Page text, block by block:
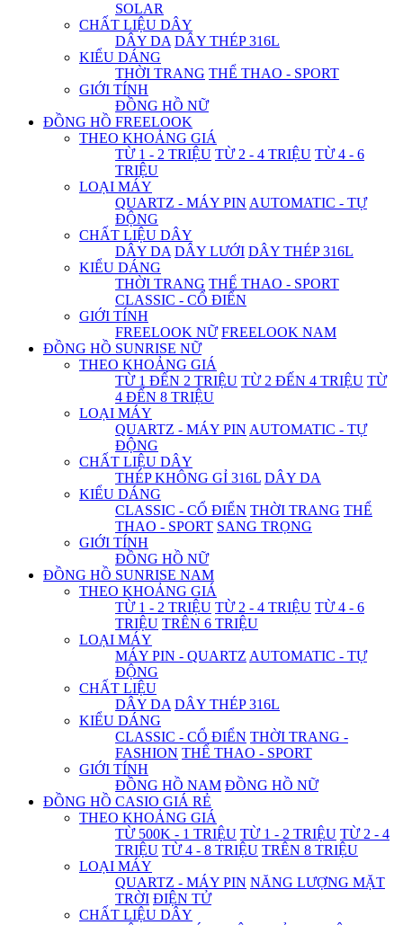
SOLAR
CHẤT LIỆU DÂY
DÂY DA DÂY THÉP 316L
KIỂU DÁNG
THỜI TRANG THỂ THAO - SPORT
GIỚI TÍNH
ĐỒNG HỒ NỮ
ĐỒNG HỒ FREELOOK
THEO KHOẢNG GIÁ
TỪ 1 - 2 TRIỆU TỪ 2 - 4 TRIỆU TỪ 4 - 6
TRIỆU
LOẠI MÁY
QUARTZ - MÁY PIN AUTOMATIC - TỰ
ĐỘNG
CHẤT LIỆU DÂY
DÂY DA DÂY LƯỚI DÂY THÉP 316L
KIỂU DÁNG
THỜI TRANG THỂ THAO - SPORT
CLASSIC - CỔ ĐIỂN
GIỚI TÍNH
FREELOOK NỮ FREELOOK NAM
ĐỒNG HỒ SUNRISE NỮ
THEO KHOẢNG GIÁ
TỪ 1 ĐẾN 2 TRIỆU TỪ 2 ĐẾN 4 TRIỆU TỪ
4 ĐẾN 8 TRIỆU
LOẠI MÁY
QUARTZ - MÁY PIN AUTOMATIC - TỰ
ĐỘNG
CHẤT LIỆU DÂY
THÉP KHÔNG GỈ 316L DÂY DA
KIỂU DÁNG
CLASSIC - CỔ ĐIỂN THỜI TRANG THỂ
THAO - SPORT SANG TRỌNG
GIỚI TÍNH
ĐỒNG HỒ NỮ
ĐỒNG HỒ SUNRISE NAM
THEO KHOẢNG GIÁ
TỪ 1 - 2 TRIỆU TỪ 2 - 4 TRIỆU TỪ 4 - 6
TRIỆU TRÊN 6 TRIỆU
LOẠI MÁY
MÁY PIN - QUARTZ AUTOMATIC - TỰ
ĐỘNG
CHẤT LIỆU
DÂY DA DÂY THÉP 316L
KIỂU DÁNG
CLASSIC - CỔ ĐIỂN THỜI TRANG -
FASHION THỂ THAO - SPORT
GIỚI TÍNH
ĐỒNG HỒ NAM ĐỒNG HỒ NỮ
ĐỒNG HỒ CASIO GIÁ RẺ
THEO KHOẢNG GIÁ
TỪ 500K - 1 TRIỆU TỪ 1 - 2 TRIỆU TỪ 2 - 4
TRIỆU TỪ 4 - 8 TRIỆU TRÊN 8 TRIỆU
LOẠI MÁY
QUARTZ - MÁY PIN NĂNG LƯỢNG MẶT
TRỜI ĐIỆN TỬ
CHẤT LIỆU DÂY